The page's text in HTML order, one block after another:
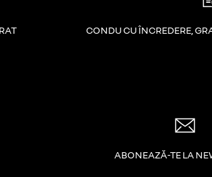
CONDU CU ÎNCREDERE,
ABONEAZĂ-TE LA